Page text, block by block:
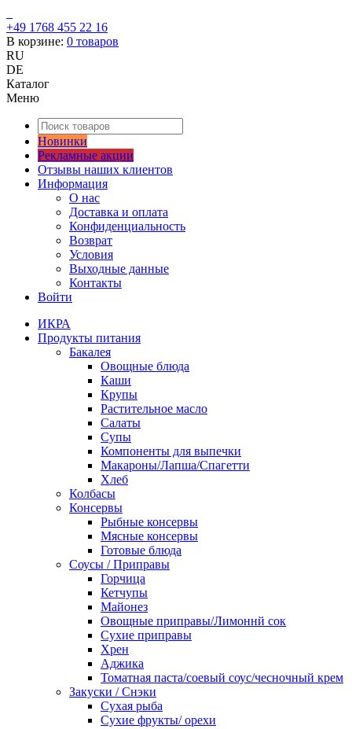
+49 1768 455 22 16
В корзине: 0 товаров
RU
DE
Каталог
Меню
Новинки
Рекламные акции
Отзывы наших клиентов
Информация
О нас
Доставка и оплата
Конфиденциальность
Возврат
Условия
Выходные данные
Контакты
Войти
ИКРА
Продукты питания
Бакалея
Овощные блюда
Каши
Крупы
Растительное масло
Салаты
Супы
Компоненты для выпечки
Макароны/Лапша/Спагетти
Хлеб
Колбасы
Консервы
Рыбные консервы
Мясные консервы
Готовые блюда
Соусы / Приправы
Горчица
Кетчупы
Майонез
Овощные приправы/Лимоннй сок
Сухие приправы
Хрен
Аджика
Томатная паста/соевый соус/чесночный крем
Закуски / Снэки
Сухая рыба
Сухие фрукты/ орехи